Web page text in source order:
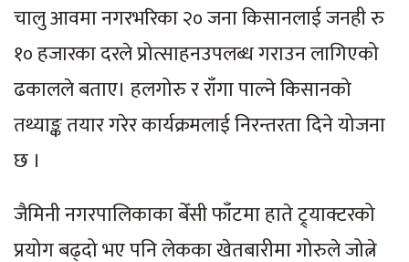
चालु आवमा नगरभरिका २० जना किसानलाई जनही रु
१० हजारका दरले प्रोत्साहनउपलब्ध गराउन लागिएको
ढकालले बताए। हलगोरु र राँगा पाल्ने किसानको
तथ्याङ्क तयार गरेर कार्यक्रमलाई निरन्तरता दिने योजना
छ ।
जैमिनी नगरपालिकाका बेँसी फाँटमा हाते ट्र्याक्टरको
प्रयोग बढ्दो भए पनि लेकका खेतबारीमा गोरुले जोत्ने